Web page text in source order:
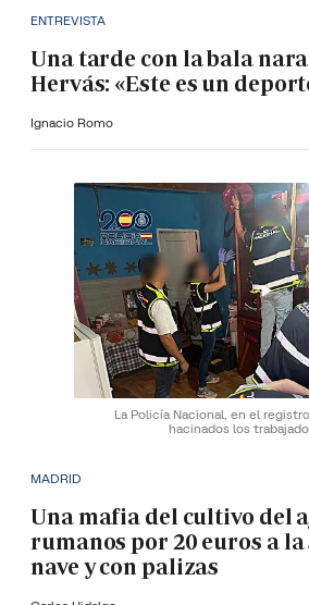
ENTREVISTA
Una tarde con la bala
Hervás: «Este es un
Ignacio Romo
La Policía Nacional, en el
hacinados los
MADRID
Una mafia del cultivo del
rumanos por 20 euros a
nave y con palizas